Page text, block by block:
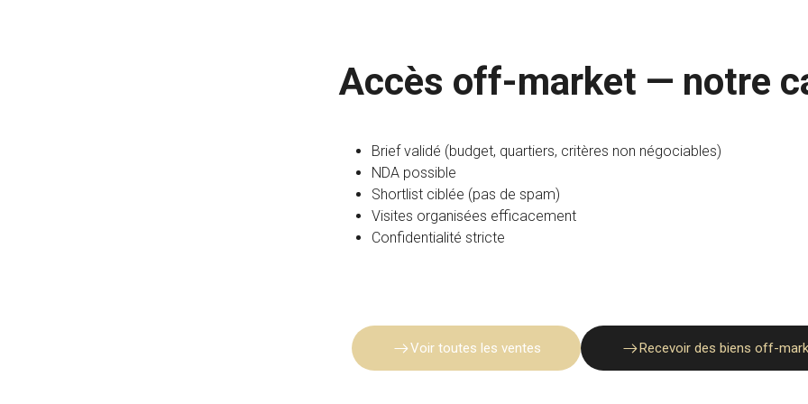
Accès off-market — notre
Brief validé (budget, quartiers, critères non négociables)
NDA possible
Shortlist ciblée (pas de spam)
Visites organisées efficacement
Confidentialité stricte
Voir toutes les ventes Recevoir des biens off-